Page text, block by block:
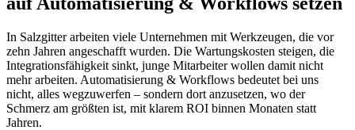
In Salzgitter arbeiten viele Unternehmen mit Werkzeugen, die vor
zehn Jahren angeschafft wurden. Die Wartungskosten steigen, die
Integrationsfähigkeit sinkt, junge Mitarbeiter wollen damit nicht
mehr arbeiten. Automatisierung & Workflows bedeutet bei uns
nicht, alles wegzuwerfen – sondern dort anzusetzen, wo der
Schmerz am größten ist, mit klarem ROI binnen Monaten statt
Jahren.